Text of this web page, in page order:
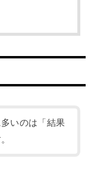
いのは「結果